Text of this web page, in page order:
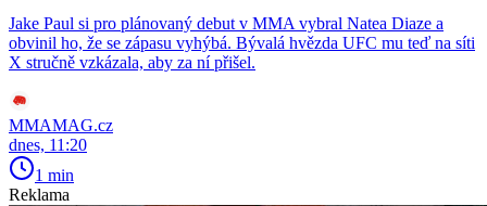
Jake Paul si pro plánovaný debut v MMA vybral Natea Diaze a
obvinil ho, že se zápasu vyhýbá. Bývalá hvězda UFC mu teď na síti
X stručně vzkázala, aby za ní přišel.
MMAMAG.cz
dnes, 11:20
1 min
Reklama